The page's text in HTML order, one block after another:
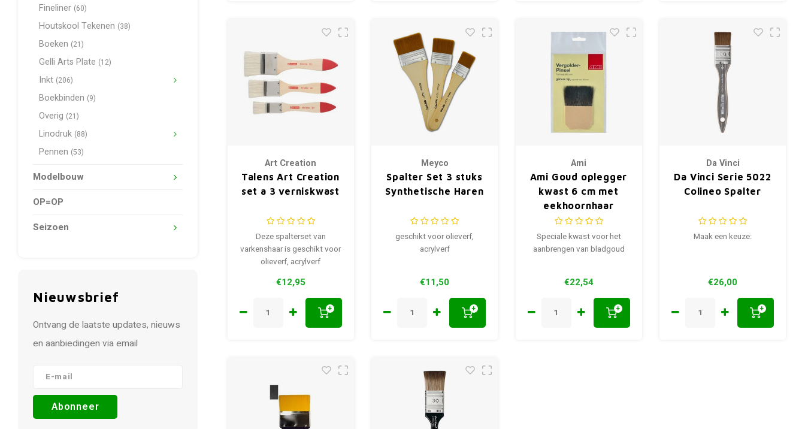
Fineliner (60)
Houtskool Tekenen (38)
Boeken (21)
Gelli Arts Plate (12)
Inkt (206)
Boekbinden (9)
Overig (21)
Linodruk (88)
Pennen (53)
Modelbouw
OP=OP
Seizoen
Nieuwsbrief
Ontvang de laatste updates, nieuws
en aanbiedingen via email
Abonneer
Art Creation
Talens Art Creation
set a 3 verniskwast
Deze spalterset van
varkenshaar is geschikt voor
olieverf, acrylverf
€12,95
+
Meyco
Spalter Set 3 stuks
Synthetische Haren
geschikt voor olieverf,
acrylverf
€11,50
+
Ami
Ami Goud oplegger
kwast 6 cm met
eekhoornhaar
Speciale kwast voor het
aanbrengen van bladgoud
€22,54
+
Da Vinci
Da Vinci Serie 5022
Colineo Spalter
Maak een keuze:
€26,00
+